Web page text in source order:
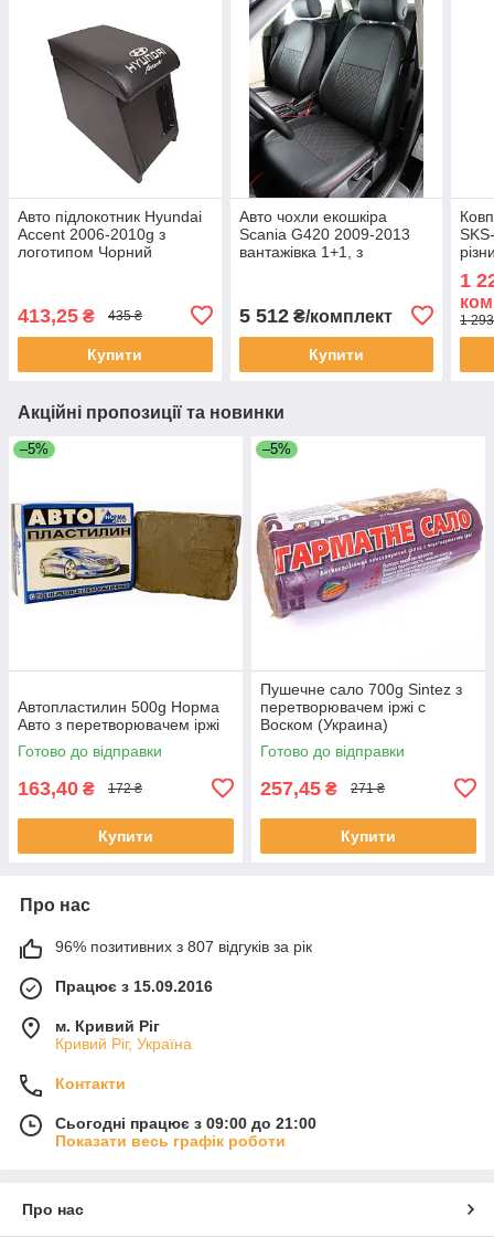
Авто підлокотник Hyundai
Accent 2006-2010g з
логотипом Чорний
413,25 ₴ 435 ₴
Купити
Авто чохли екошкіра
Scania G420 2009-2013
вантажівка 1+1, з
5 512₴/комплект
Купити
1
1
Акційні пропозиції та новинки
–5%
Автопластилин 500g Норма
Авто з перетворювачем іржі
Готово до відправки
163,40 ₴ 172 ₴
Купити
–5%
Пушечне сало 700g Sintez з
перетворювачем іржі с
Воском (Украина)
Готово до відправки
257,45 ₴ 271 ₴
Купити
Про нас
96% позитивних з 807 відгуків за рік
Працює з 15.09.2016
м. Кривий Ріг
Кривий Ріг, Україна
Контакти
Сьогодні працює з 09:00 до 21:00
Показати весь графік роботи
Про нас